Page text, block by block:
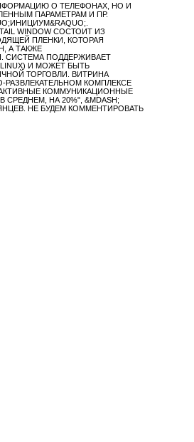
О ТЕЛЕФОНАХ, НО И
ПАРАМЕТРАМ И ПР.
WINDOW СОСТОИТ ИЗ
ПЛЕНКИ, КОТОРАЯ
А ТАКЖЕ
СИСТЕМА ПОДДЕРЖИВАЕТ
И МОЖЕТ БЫТЬ
ТОРГОВЛИ. ВИТРИНА
КОМПЛЕКСЕ
КОММУНИКАЦИОННЫЕ
НА 20%", &MDASH;
НЕ БУДЕМ КОММЕНТИРОВАТЬ